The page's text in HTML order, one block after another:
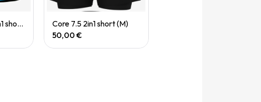
Core 5.5 inches 2in1 short (M)
Quick View
Core 7.5 2in1 short (M)
50,00 €